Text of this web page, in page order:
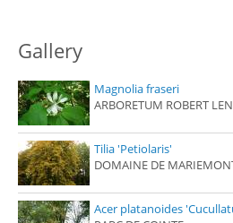
Gallery
Magnolia fraseri
ARBORETUM ROBERT
Tilia 'Petiolaris'
DOMAINE DE
Acer platanoides